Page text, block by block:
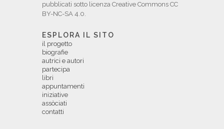
pubblicati sotto licenza Creative Commons CC
BY-NC-SA 4.0.
ESPLORA IL SITO
il progetto
biografie
autrici e autori
partecipa
libri
appuntamenti
iniziative
assòciati
contatti